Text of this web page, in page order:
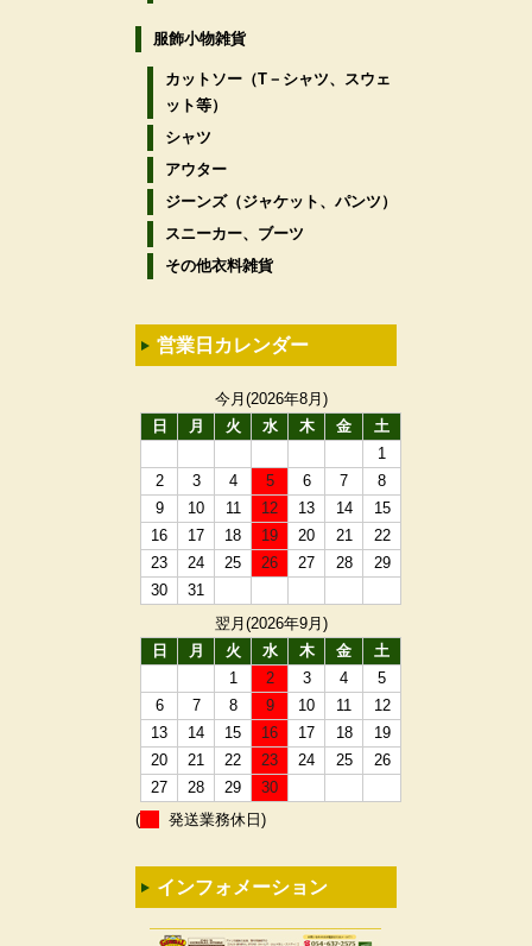
服飾小物雑貨
カットソー（T－シャツ、スウェ
ット等）
シャツ
アウター
ジーンズ（ジャケット、パンツ）
スニーカー、ブーツ
その他衣料雑貨
営業日カレンダー
今月(2026年8月)
日
月 火 水 木 金
土
1
2
3 4 5 6 7
8
9
10 11 12 13 14
15
16
17 18 19 20 21
22
23
24 25 26 27 28
29
30
31
翌月(2026年9月)
日
月 火 水 木 金
土
1
2 3 4
5
6
7 8 9 10 11
12
13
14 15 16 17 18
19
20
21 22 23 24 25
26
27
28 29
30
(
発送業務休日)
インフォメーション